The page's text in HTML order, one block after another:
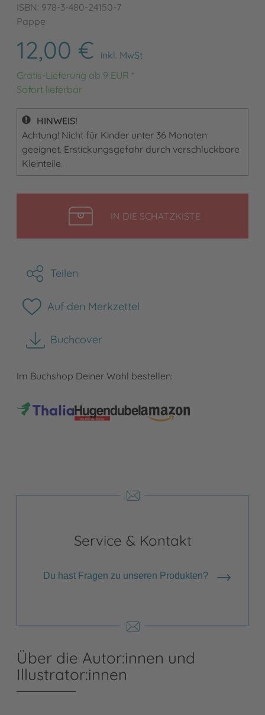
ISBN: 978-3-480-24150-7
Pappe
12,00 €
inkl. MwSt
Gratis-Lieferung ab 9 EUR *
Sofort lieferbar
HINWEIS!
Achtung! Nicht für Kinder unter 36 Monaten
geeignet. Erstickungsgefahr durch verschluckbare
Kleinteile.
IN DIE SCHATZKISTELEGEN
Teilen
Auf den Merkzettel
Buchcover
herunterladen
Im Buchshop Deiner Wahl bestellen:
Service & Kontakt
Du hast Fragen zu unseren Produkten?
Über die Autor:innen und
Illustrator:innen